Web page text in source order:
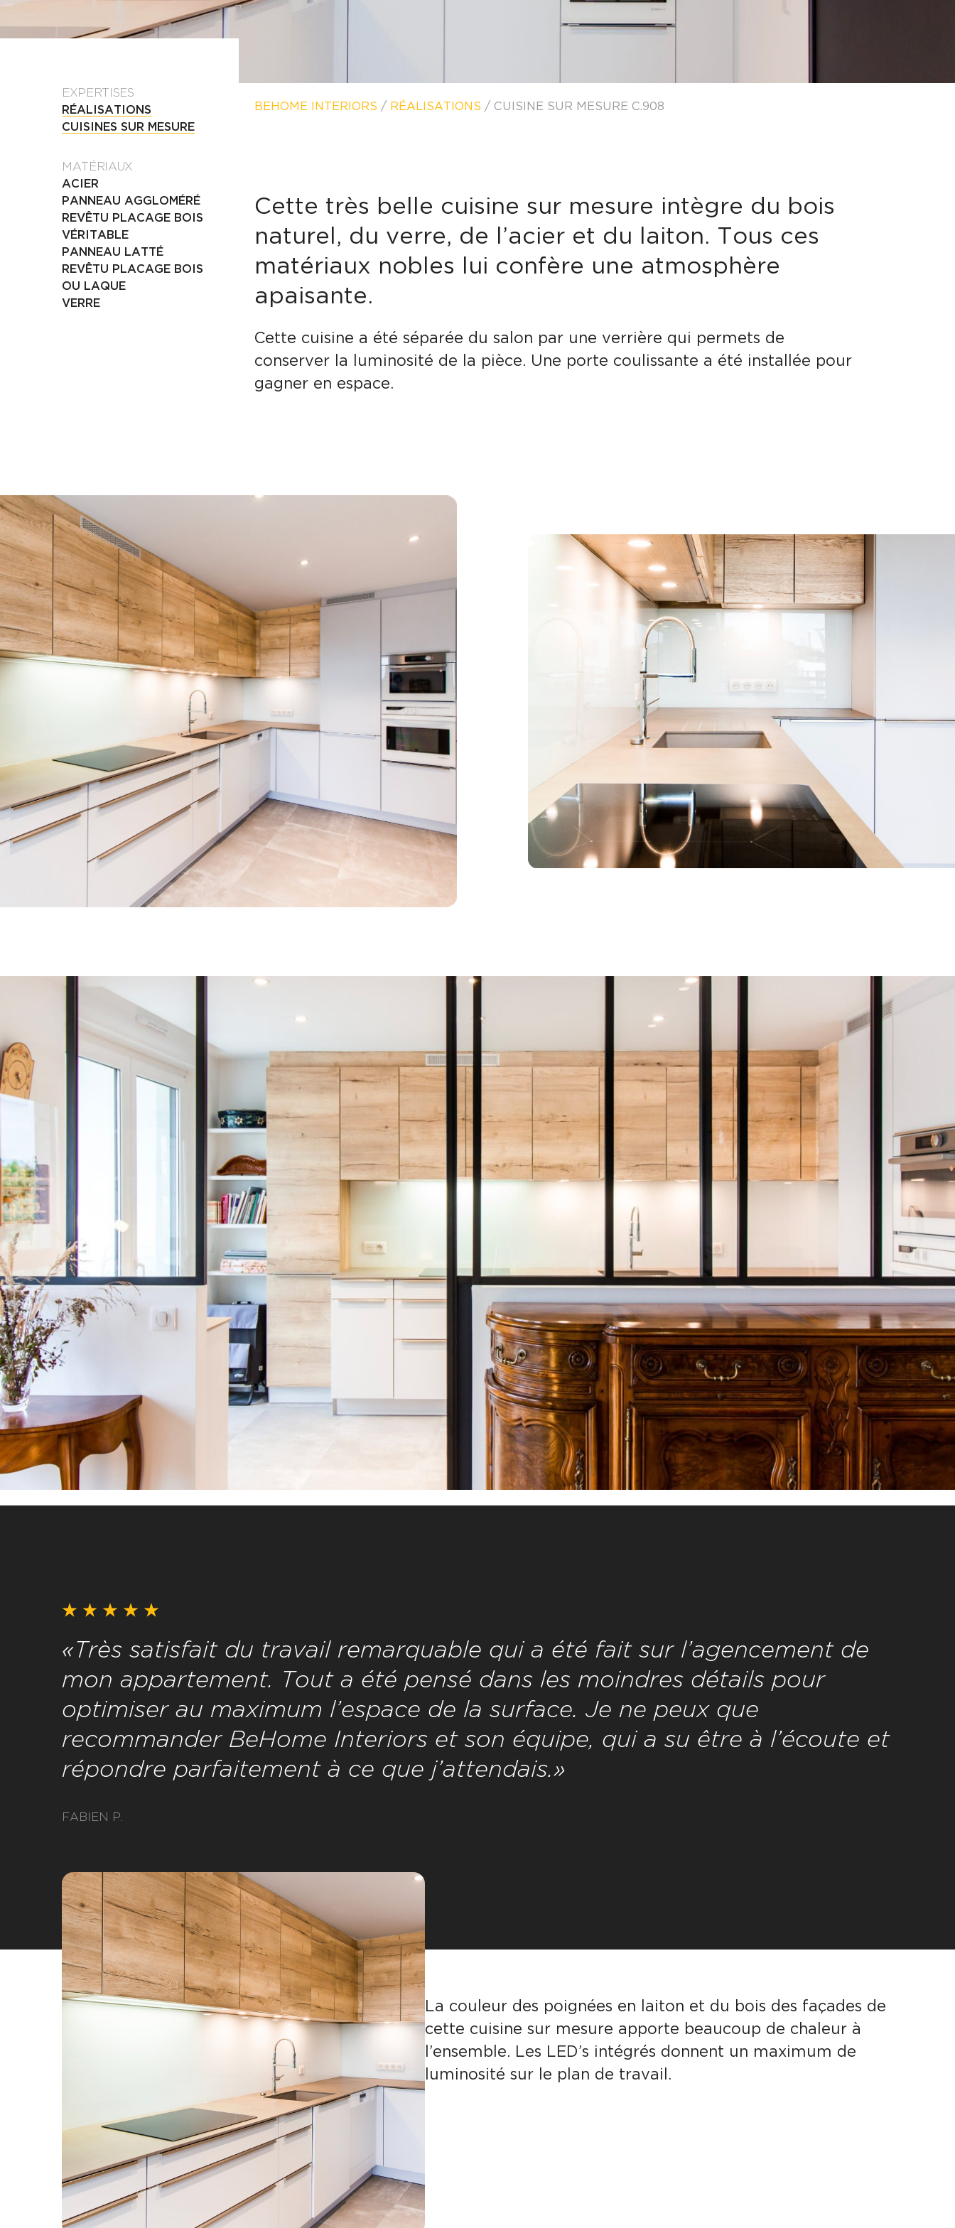
BEHOME INTERIORS / RÉALISATIONS / CUISINE SUR MESURE C.908
EXPERTISES
RÉALISATIONS
CUISINES SUR MESURE
MATÉRIAUX
ACIER
PANNEAU AGGLOMÉRÉ
REVÊTU PLACAGE BOIS
VÉRITABLE
PANNEAU LATTÉ
REVÊTU PLACAGE BOIS
OU LAQUE
VERRE
Cette très belle cuisine sur mesure intègre du bois
naturel, du verre, de l’acier et du laiton. Tous ces
matériaux nobles lui confère une atmosphère
apaisante.
Cette cuisine a été séparée du salon par une verrière qui permets de
conserver la luminosité de la pièce. Une porte coulissante a été installée pour
gagner en espace.
«Très satisfait du travail remarquable qui a été fait sur l’agencement de
mon appartement. Tout a été pensé dans les moindres détails pour
optimiser au maximum l’espace de la surface. Je ne peux que
recommander BeHome Interiors et son équipe, qui a su être à l’écoute et
répondre parfaitement à ce que j’attendais.»
FABIEN P.
La couleur des poignées en laiton et du bois des façades de
cette cuisine sur mesure apporte beaucoup de chaleur à
l’ensemble. Les LED’s intégrés donnent un maximum de
luminosité sur le plan de travail.